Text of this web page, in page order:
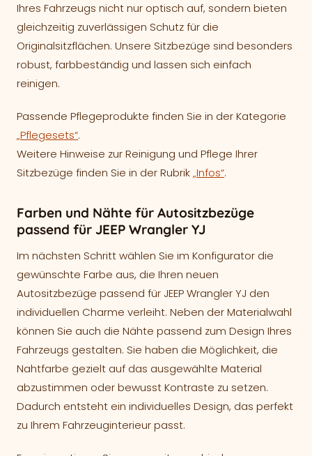
Ihres Fahrzeugs nicht nur optisch auf, sondern bieten
gleichzeitig zuverlässigen Schutz für die
Originalsitzflächen. Unsere Sitzbezüge sind besonders
robust, farbbeständig und lassen sich einfach
reinigen.
Passende Pflegeprodukte finden Sie in der Kategorie
„Pflegesets“.
Weitere Hinweise zur Reinigung und Pflege Ihrer
Sitzbezüge finden Sie in der Rubrik„Infos“.
Farben und Nähte für Autositzbezüge
passend für JEEP Wrangler YJ
Im nächsten Schritt wählen Sie im Konfigurator die
gewünschte Farbe aus, die Ihren neuen
Autositzbezüge passend für JEEP Wrangler YJ den
individuellen Charme verleiht. Neben der Materialwahl
können Sie auch die Nähte passend zum Design Ihres
Fahrzeugs gestalten. Sie haben die Möglichkeit, die
Nahtfarbe gezielt auf das ausgewählte Material
abzustimmen oder bewusst Kontraste zu setzen.
Dadurch entsteht ein individuelles Design, das perfekt
zu Ihrem Fahrzeuginterieur passt.